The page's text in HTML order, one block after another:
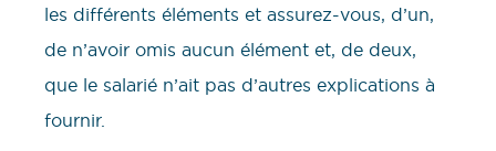
les différents éléments et assurez-vous, d’un,
de n’avoir omis aucun élément et, de deux,
que le salarié n’ait pas d’autres explications à
fournir.